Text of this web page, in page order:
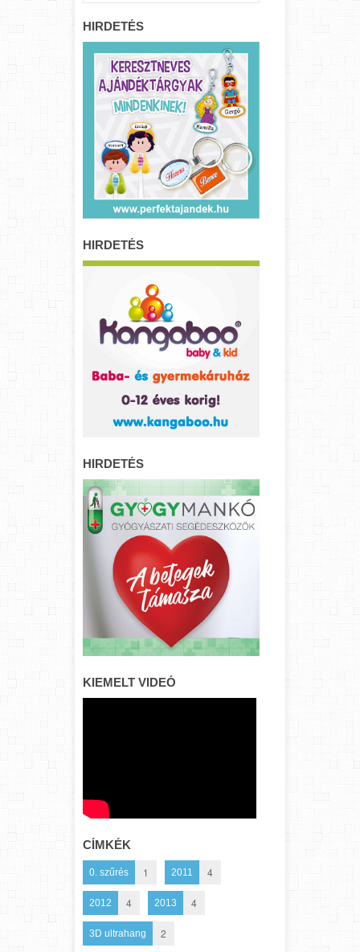
HIRDETÉS
HIRDETÉS
HIRDETÉS
KIEMELT VIDEÓ
CÍMKÉK
0. szűrés 1 2011 4
2012 4 2013 4
3D ultrahang 2